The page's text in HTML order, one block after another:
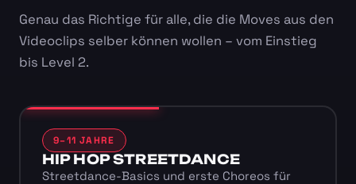
Genau das Richtige für alle, die die Moves aus den
Videoclips selber können wollen – vom Einstieg
bis Level 2.
9–11 JAHRE
HIP HOP STREETDANCE
Streetdance-Basics und erste Choreos für